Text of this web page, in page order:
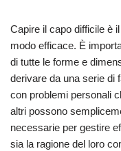
Capire il capo difficile è
modo efficace. È
di tutte le forme e
derivare da una serie di
con problemi personali
altri possono
necessarie per gestire
sia la ragione del loro